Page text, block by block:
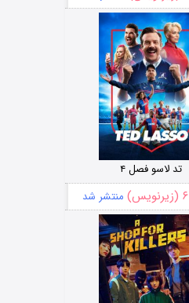
تد لاسو فصل ۴
۶ (زیرنویس) منتشر شد